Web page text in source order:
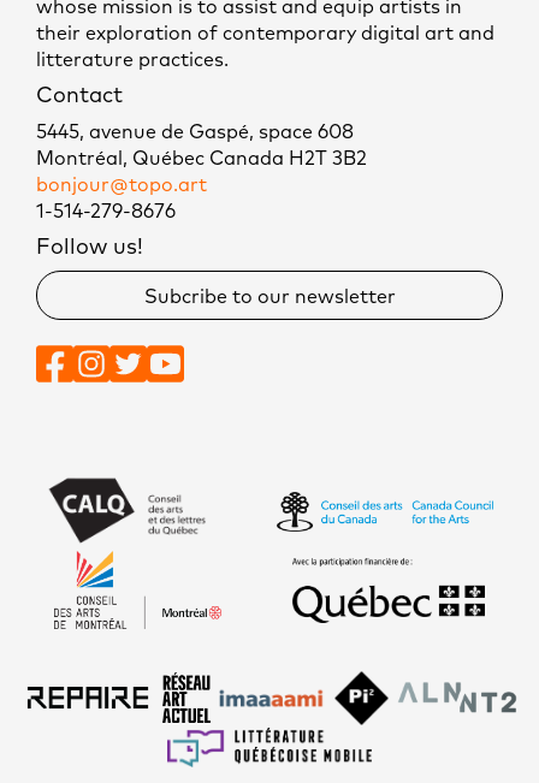
whose mission is to assist and equip artists in
their exploration of contemporary digital art and
litterature practices.
Contact
5445, avenue de Gaspé, space 608
Montréal, Québec Canada H2T 3B2
bonjour@topo.art
1-514-279-8676
Follow us!
Subcribe to our newsletter